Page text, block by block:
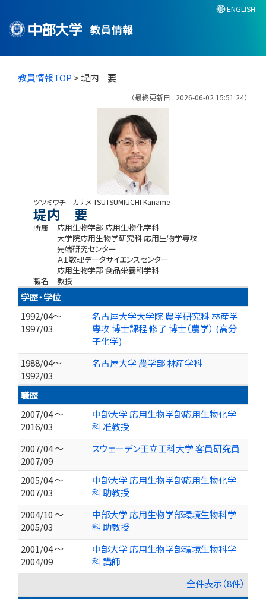
教員情報
ENGLISH
教員情報TOP > 堤内 要
（最終更新日 : 2026-06-02 15:51:24）
ツツミウチ カナメTSUTSUMIUCHI Kaname
堤内 要
所属
応用生物学部 応用生物化学科
大学院応用生物学研究科 応用生物学専攻
先端研究センター
ＡＩ数理データサイエンスセンター
応用生物学部 食品栄養科学科
職名
教授
学歴・学位
1992/04～
1997/03
名古屋大学大学院 農学研究科 林産学
専攻 博士課程 修了 博士（農学） (高分
子化学)
1988/04～
1992/03
名古屋大学 農学部 林産学科
職歴
2007/04 ～
2016/03
中部大学 応用生物学部応用生物化学
科 准教授
2007/04 ～
2007/09
スウェーデン王立工科大学 客員研究員
2005/04 ～
2007/03
中部大学 応用生物学部応用生物化学
科 助教授
2004/10 ～
2005/03
中部大学 応用生物学部環境生物科学
科 助教授
2001/04 ～
2004/09
中部大学 応用生物学部環境生物科学
科 講師
全件表示（8件）